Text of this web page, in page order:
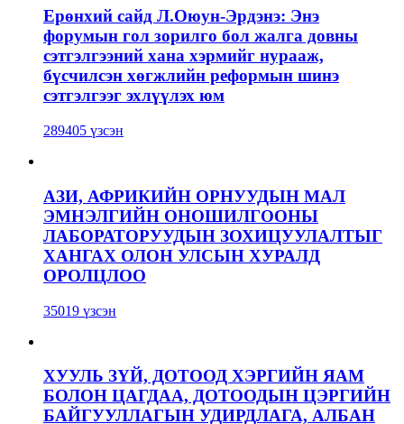
Ерөнхий сайд Л.Оюун-Эрдэнэ: Энэ
форумын гол зорилго бол жалга довны
сэтгэлгээний хана хэрмийг нурааж,
бүсчилсэн хөгжлийн реформын шинэ
сэтгэлгээг эхлүүлэх юм
289405 үзсэн
АЗИ, АФРИКИЙН ОРНУУДЫН МАЛ
ЭМНЭЛГИЙН ОНОШИЛГООНЫ
ЛАБОРАТОРУУДЫН ЗОХИЦУУЛАЛТЫГ
ХАНГАХ ОЛОН УЛСЫН ХУРАЛД
ОРОЛЦЛОО
35019 үзсэн
ХУУЛЬ ЗҮЙ, ДОТООД ХЭРГИЙН ЯАМ
БОЛОН ЦАГДАА, ДОТООДЫН ЦЭРГИЙН
БАЙГУУЛЛАГЫН УДИРДЛАГА, АЛБАН